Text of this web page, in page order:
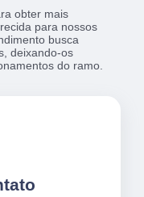
obter mais
para nossos
busca
deixando-os
do ramo.